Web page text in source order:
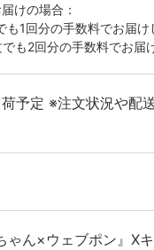
けの場合：
1回分の手数料でお届け
も2回分の手数料でお届
予定 ※注文状況や配
ゃん×ウェブポン』X